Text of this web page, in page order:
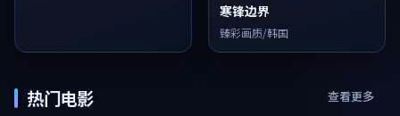
寒锋边界
臻彩画质/韩国
热门电影 查看更多